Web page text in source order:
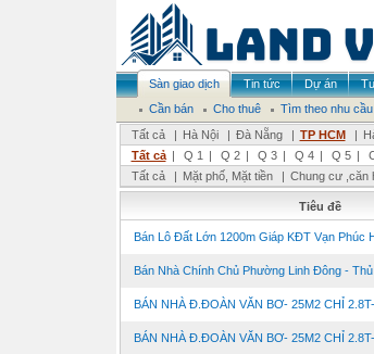
Sàn giao dịch Tin tức Dự án
Cần bán
Cho thuê
Tìm theo nhu cầu
Tất cả
| Hà Nội | Đà Nẵng | TP HCM |
Tất cả | Q 1 | Q 2 | Q 3 | Q 4 | Q 5 |
Tất cả
| Mặt phố, Mặt tiền | Chung cư ,căn
Tiêu đề
Bán Lô Đất Lớn 1200m Giáp KĐT Vạn Phúc
Bán Nhà Chính Chủ Phường Linh Đông -
BÁN NHÀ Đ.ĐOÀN VĂN BƠ- 25M2 CHỈ
BÁN NHÀ Đ.ĐOÀN VĂN BƠ- 25M2 CHỈ